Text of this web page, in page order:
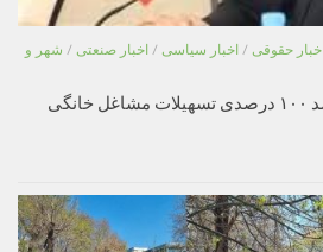
اخبار حقوقی / اخبار سیاسی / اخبار صنعتی / شهر و
فرماندار تربت‌حیدریه از رشد ۱۰۰ درصدی تسهیلات مشاغل خانگی